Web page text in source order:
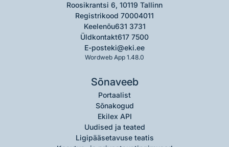
Roosikrantsi 6, 10119 Tallinn
Registrikood 70004011
Keelenõu631 3731
Üldkontakt617 7500
E-posteki@eki.ee
Wordweb App 1.48.0
Sõnaveeb
Portaalist
Sõnakogud
Ekilex API
Uudised ja teated
Ligipääsetavuse teatis